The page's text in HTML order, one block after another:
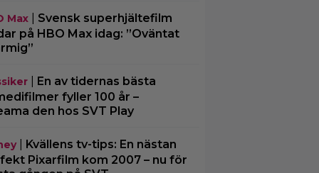
Max| Svensk superhjältefilm
på HBO Max idag: ”Oväntat
| En av tidernas bästa
fyller 100 år –
den hos SVT Play
| Kvällens tv-tips: En nästan
Pixarfilm kom 2007 – nu för